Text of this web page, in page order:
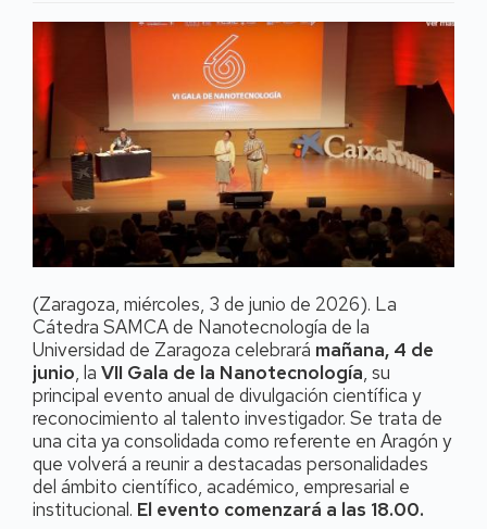
(Zaragoza, miércoles, 3 de junio de 2026). La
Cátedra SAMCA de Nanotecnología de la
Universidad de Zaragoza celebrará mañana, 4 de
junio, la VII Gala de la Nanotecnología, su
principal evento anual de divulgación científica y
reconocimiento al talento investigador. Se trata de
una cita ya consolidada como referente en Aragón y
que volverá a reunir a destacadas personalidades
del ámbito científico, académico, empresarial e
institucional. El evento comenzará a las 18.00.